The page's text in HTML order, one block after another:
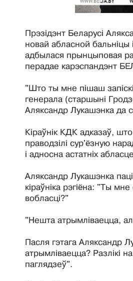
Прэзідэнт Беларусі
новай абласной
адбылася прынцыповая
перадае карэспандэнт
"Што ты мне пішаш
генерала (старшыні
Аляксандр Лукашэнка да
Кіраўнік КДК адказаў,
праводзілі сур'ёзную
і адносна астатніх
Аляксандр Лукашэнка
кіраўніка рэгіёна: "Ты
вобласці?"
"Нешта атрымліваецца,
Пасля гэтага Аляксандр
атрымліваецца? Разлікі
паглядзеў".